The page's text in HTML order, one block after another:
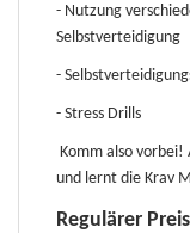
- Nutzung
Selbstverteidigung
-
- Stress Drills
Komm also vorbei!
und lernt die Krav
Regulärer Preis